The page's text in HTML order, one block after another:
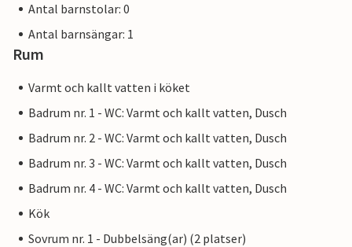
Antal barnstolar: 0
Antal barnsängar: 1
Rum
Varmt och kallt vatten i köket
Badrum nr. 1 - WC: Varmt och kallt vatten, Dusch
Badrum nr. 2 - WC: Varmt och kallt vatten, Dusch
Badrum nr. 3 - WC: Varmt och kallt vatten, Dusch
Badrum nr. 4 - WC: Varmt och kallt vatten, Dusch
Kök
Sovrum nr. 1 - Dubbelsäng(ar) (2 platser)